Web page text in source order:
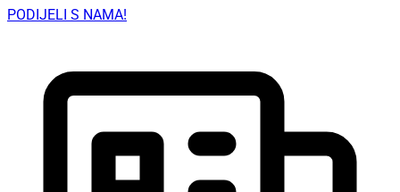
PODIJELI S NAMA!